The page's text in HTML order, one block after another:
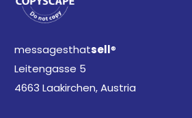
messagesthatsell®
Leitengasse 5
4663 Laakirchen, Austria